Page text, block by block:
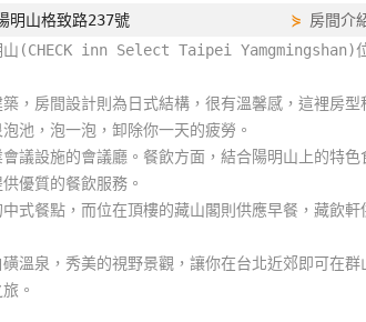
明山格致路237號 ⋟ 房間介
山(CHECK inn Select Taipei Yamgmingshan)位
，房間設計則為日式結構，很有溫馨感，這裡房
池，泡一泡，卸除你一天的疲勞。
議設施的會議廳。餐飲方面，結合陽明山上的特
優質的餐飲服務。
式餐點，而位在頂樓的藏山閣則供應早餐，藏飲
溫泉，秀美的視野景觀，讓你在台北近郊即可在
。